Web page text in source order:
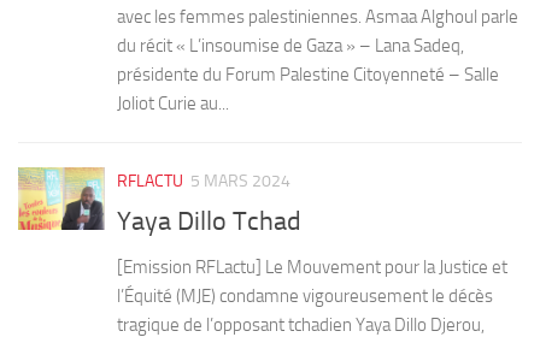
avec les femmes palestiniennes. Asmaa Alghoul parle
du récit « L’insoumise de Gaza » – Lana Sadeq,
présidente du Forum Palestine Citoyenneté – Salle
Joliot Curie au...
RFLACTU 5 MARS 2024
Yaya Dillo Tchad
[Emission RFLactu] Le Mouvement pour la Justice et
l’Équité (MJE) condamne vigoureusement le décès
tragique de l’opposant tchadien Yaya Dillo Djerou,